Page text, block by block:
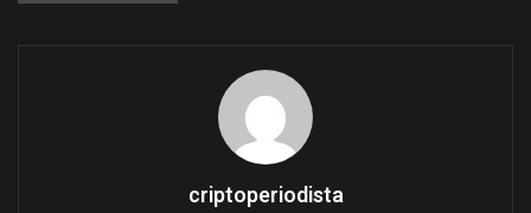
criptoperiodista